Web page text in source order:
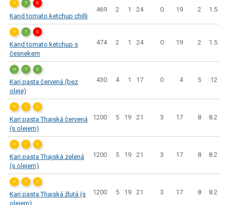
H T S
Kand tomato ketchup chilli
469 2 1 24 0 19 2 1.5
H T S
Kand tomato ketchup s
česnekem
474 2 1 24 0 19 2 1.5
H T S
Kari pasta červená (bez
oleje)
430 4 1 17 0 4 5 12
H T S
Kari pasta Thajská červená
(s olejem)
1200 5 19 21 3 17 8 8.2
H T S
Kari pasta Thajská zelená
(s olejem)
1200 5 19 21 3 17 8 8.2
H T S
Kari pasta Thajská žlutá (s
olejem)
1200 5 19 21 3 17 8 8.2